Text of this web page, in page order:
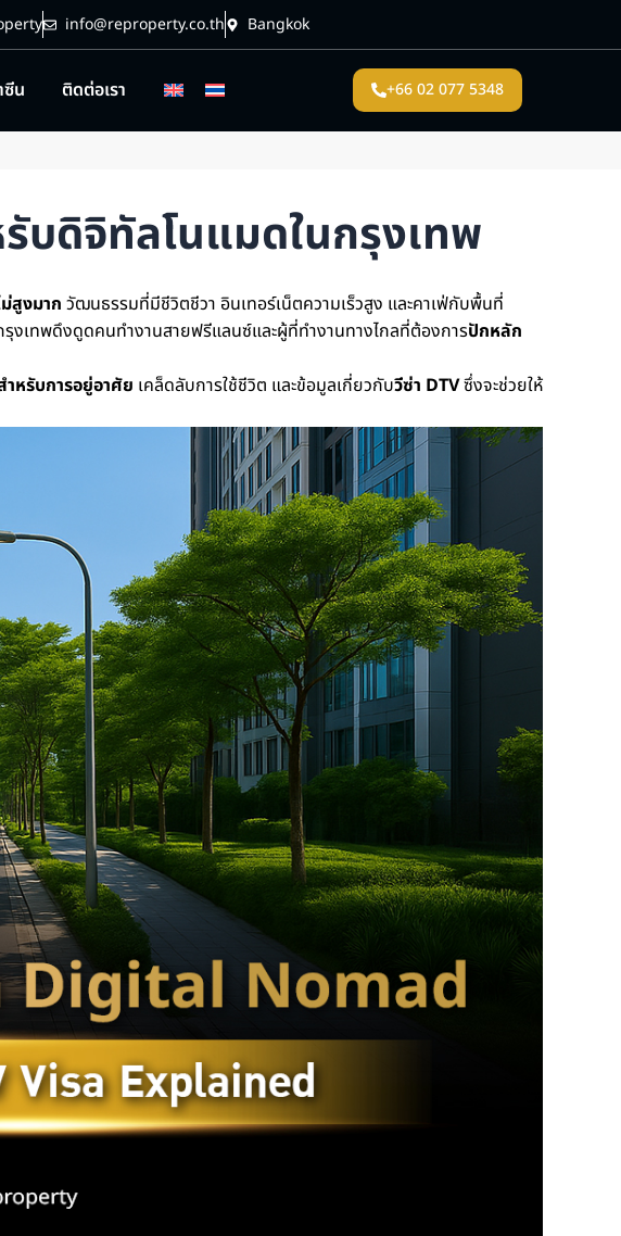
info@reproperty.co.th Bangkok
น ติดต่อเรา +66 02 077 5348
บดิจิทัลโนแมดในกรุงเทพ
สูงมาก วัฒนธรรมที่มีชีวิตชีวา อินเทอร์เน็ตความเร็วสูง และคาเฟ่กับพื้นที่
รุงเทพดึงดูดคนทำงานสายฟรีแลนซ์และผู้ที่ทำงานทางไกลที่ต้องการปักหลัก
ำหรับการอยู่อาศัย เคล็ดลับการใช้ชีวิต และข้อมูลเกี่ยวกับวีซ่า DTVซึ่งจะช่วยให้